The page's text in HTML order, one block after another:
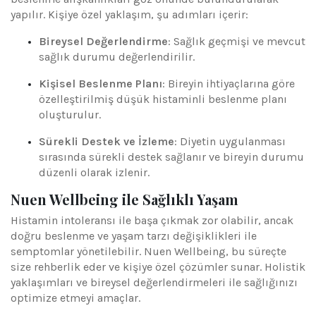
yapılır. Kişiye özel yaklaşım, şu adımları içerir:
Bireysel Değerlendirme: Sağlık geçmişi ve mevcut
sağlık durumu değerlendirilir.
Kişisel Beslenme Planı: Bireyin ihtiyaçlarına göre
özelleştirilmiş düşük histaminli beslenme planı
oluşturulur.
Sürekli Destek ve İzleme: Diyetin uygulanması
sırasında sürekli destek sağlanır ve bireyin durumu
düzenli olarak izlenir.
Nuen Wellbeing ile Sağlıklı Yaşam
Histamin intoleransı ile başa çıkmak zor olabilir, ancak
doğru beslenme ve yaşam tarzı değişiklikleri ile
semptomlar yönetilebilir. Nuen Wellbeing, bu süreçte
size rehberlik eder ve kişiye özel çözümler sunar. Holistik
yaklaşımları ve bireysel değerlendirmeleri ile sağlığınızı
optimize etmeyi amaçlar.